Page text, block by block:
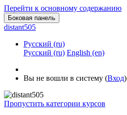
Перейти к основному содержанию
Боковая панель
distant505
Русский ‎(ru)‎
Русский ‎(ru)‎ English ‎(en)‎
Вы не вошли в систему (Вход)
Пропустить категории курсов